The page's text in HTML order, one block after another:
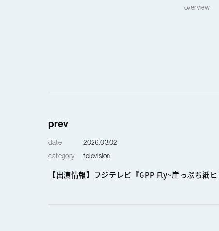
overview
prev
date
2026.03.02
category
television
【出演情報】フジテレビ『GPP Fly~崖っぷち紙